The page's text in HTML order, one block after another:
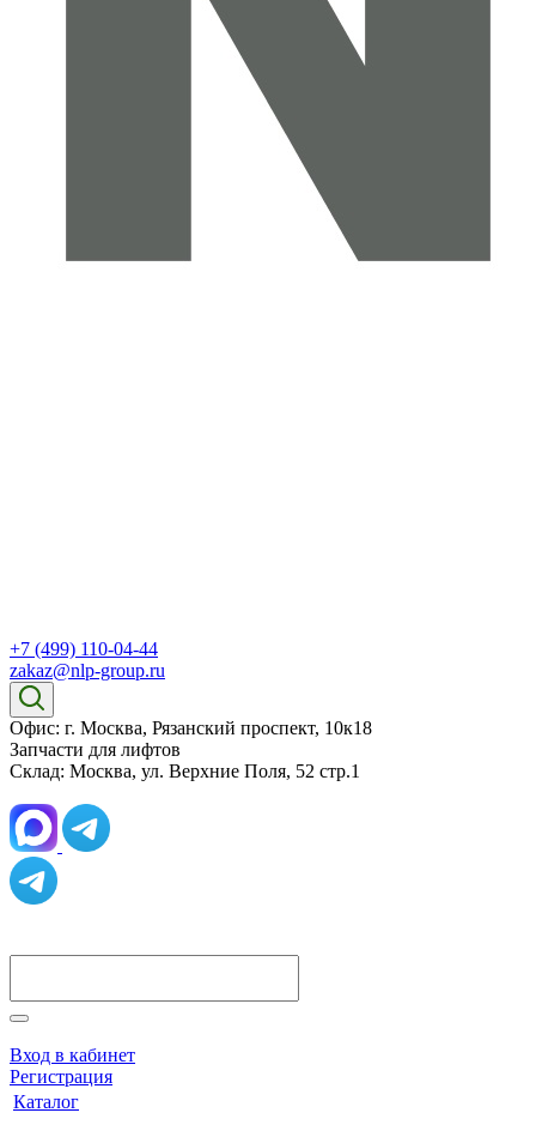
+7 (499) 110-04-44
zakaz@nlp-group.ru
Офис: г. Москва, Рязанский проспект, 10к18
Запчасти для лифтов
Склад: Москва, ул. Верхние Поля, 52 стр.1
Вход в кабинет
Регистрация
Каталог